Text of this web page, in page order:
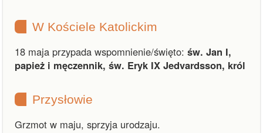
W Kościele Katolickim
18 maja przypada wspomnienie/święto: św. Jan I,
papież i męczennik, św. Eryk IX Jedvardsson, król
Przysłowie
Grzmot w maju, sprzyja urodzaju.